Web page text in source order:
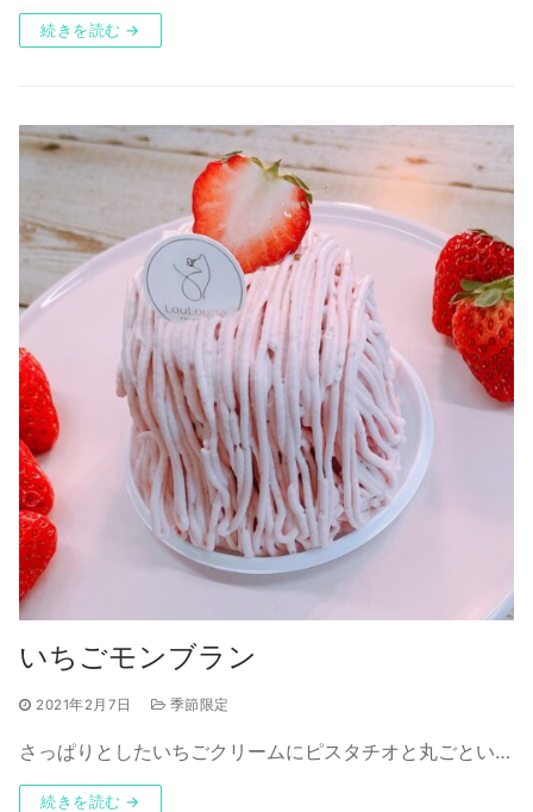
続きを読む →
いちごモンブラン
2021年2月7日 季節限定
さっぱりとしたいちごクリームにピスタチオと丸ごとい…
続きを読む →